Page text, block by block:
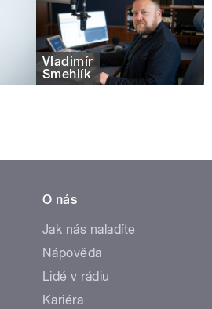
Vladimír
Šmehlík
O nás
Jak nás naladíte
Nápověda
Lidé v rádiu
Kariéra